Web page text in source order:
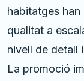
habitatges
qualitat a
nivell de detall
La promoció